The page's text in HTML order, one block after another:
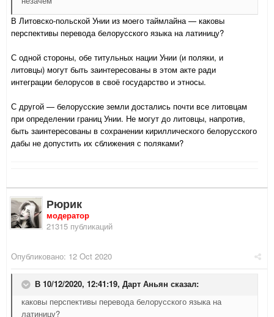
В Литовско-польской Унии из моего таймлайна — каковы
перспективы перевода белорусского языка на латиницу?
С одной стороны, обе титульных нации Унии (и поляки, и
литовцы) могут быть заинтересованы в этом акте ради
интеграции белорусов в своё государство и этносы.
С другой — белорусские земли достались почти все литовцам
при определении границ Унии. Не могут до литовцы, напротив,
быть заинтересованы в сохранении кириллического белорусского
дабы не допустить их сближения с поляками?
Рюрик
модератор
21315 публикаций
Опубликовано: 12 Oct 2020
В 10/12/2020, 12:41:19, Дарт Аньян сказал:
каковы перспективы перевода белорусского языка на
латиницу?